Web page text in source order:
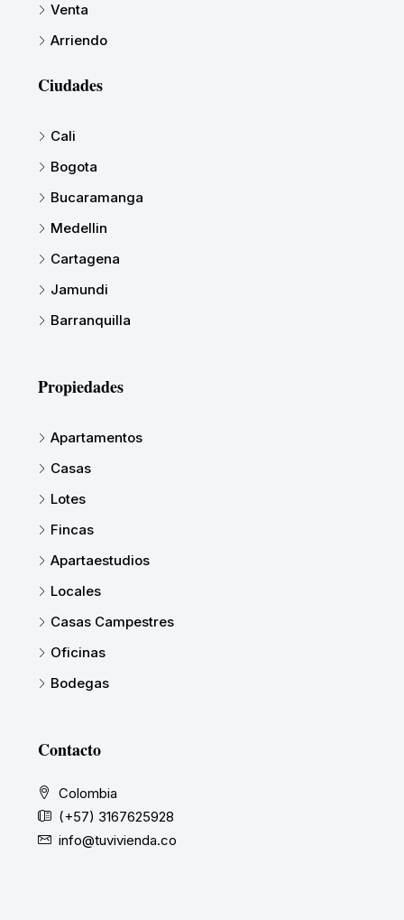
Venta
Arriendo
Ciudades
Cali
Bogota
Bucaramanga
Medellin
Cartagena
Jamundi
Barranquilla
Propiedades
Apartamentos
Casas
Lotes
Fincas
Apartaestudios
Locales
Casas Campestres
Oficinas
Bodegas
Contacto
Colombia
(+57) 3167625928
info@tuvivienda.co